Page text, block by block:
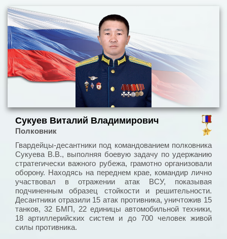
Сукуев Виталий Владимирович
Полковник
Гвардейцы-десантники под командованием полковника
Сукуева В.В., выполняя боевую задачу по удержанию
стратегически важного рубежа, грамотно организовали
оборону. Находясь на переднем крае, командир лично
участвовал в отражении атак ВСУ, показывая
подчиненным образец стойкости и решительности.
Десантники отразили 15 атак противника, уничтожив 15
танков, 32 БМП, 22 единицы автомобильной техники,
18 артиллерийских систем и до 700 человек живой
силы противника.